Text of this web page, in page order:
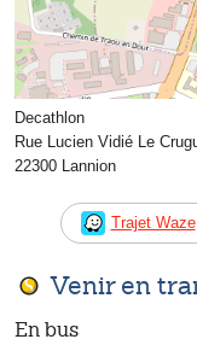
Decathlon
Rue Lucien Vidié Le
22300 Lannion
Trajet Waze
Venir en
En bus